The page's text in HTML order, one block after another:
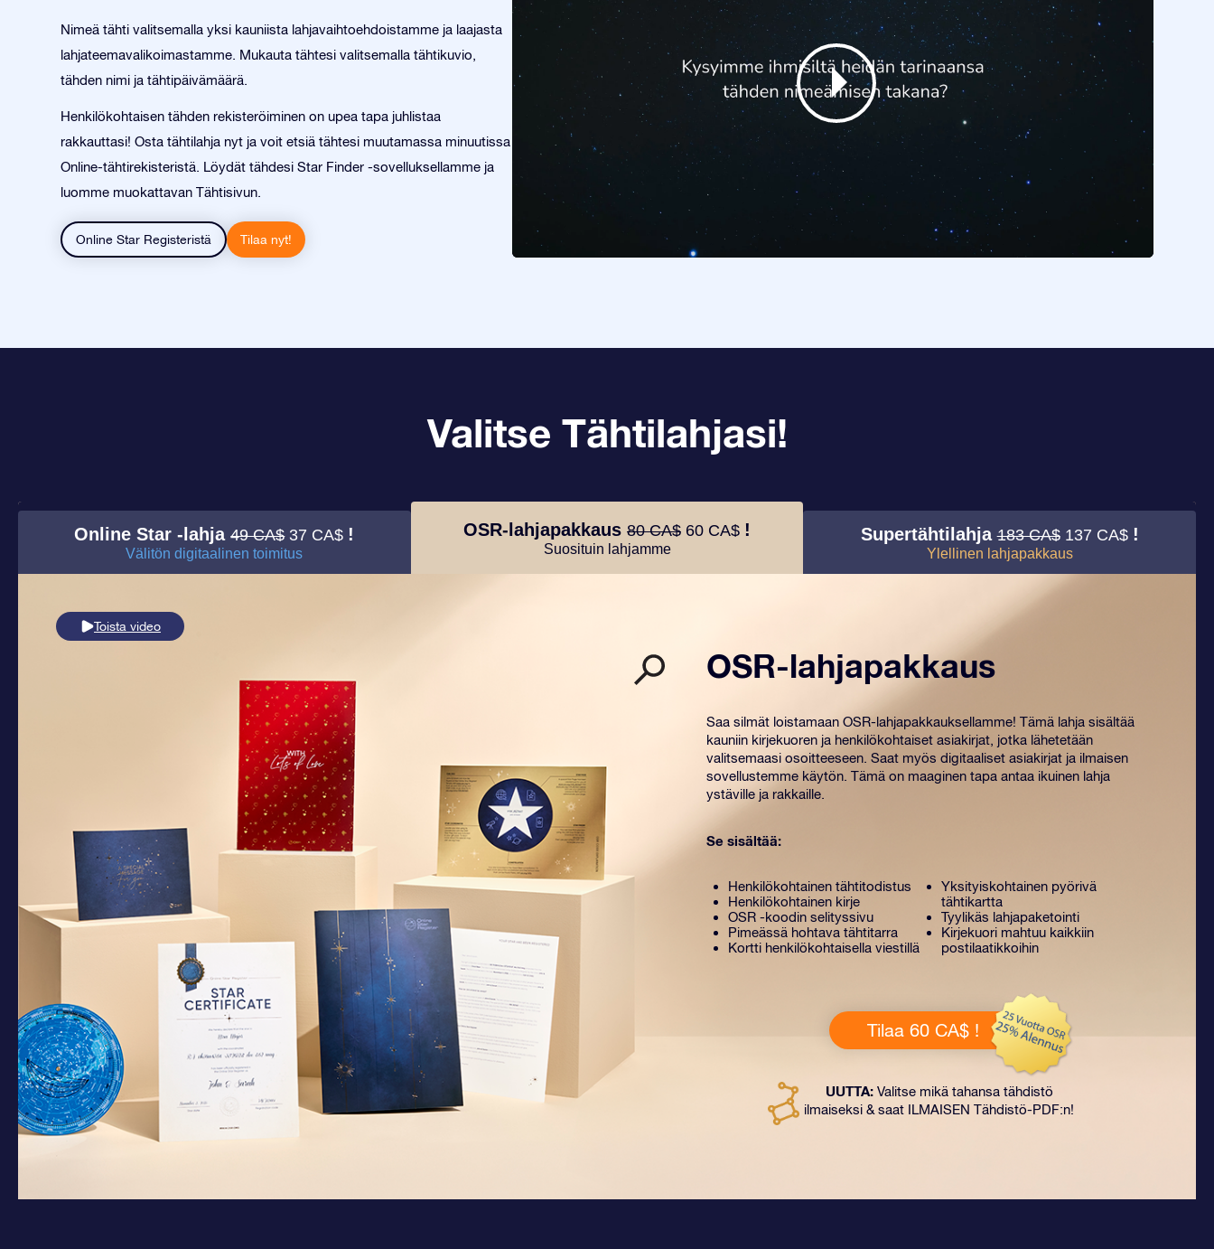
Nimeä tähti valitsemalla yksi kauniista lahjavaihtoehdoistamme ja laajasta
lahjateemavalikoimastamme. Mukauta tähtesi valitsemalla tähtikuvio,
tähden nimi ja tähtipäivämäärä.
Henkilökohtaisen tähden rekisteröiminen on upea tapa juhlistaa
rakkauttasi! Osta tähtilahja nyt ja voit etsiä tähtesi muutamassa minuutissa
Online-tähtirekisteristä. Löydät tähdesi Star Finder -sovelluksellamme ja
luomme muokattavan Tähtisivun.
Online Star Registeristä Tilaa nyt!
Valitse Tähtilahjasi!
Online Star -lahja49 CA$ 37 CA$ !
Välitön digitaalinen toimitus
OSR-lahjapakkaus 80 CA$ 60 CA$ !
Suosituin lahjamme
Supertähtilahja183 CA$ 137 CA$ !
Ylellinen lahjapakkaus
Toista video
OSR-lahjapakkaus
Saa silmät loistamaan OSR-lahjapakkauksellamme! Tämä lahja sisältää
kauniin kirjekuoren ja henkilökohtaiset ​​asiakirjat, jotka lähetetään
valitsemaasi osoitteeseen. Saat myös digitaaliset asiakirjat ja ilmaisen
sovellustemme käytön. Tämä on maaginen tapa antaa ikuinen lahja
ystäville ja rakkaille.
Se sisältää:
Henkilökohtainen tähtitodistus
Henkilökohtainen kirje
OSR -koodin selityssivu
Pimeässä hohtava tähtitarra
Kortti henkilökohtaisella viestillä
Yksityiskohtainen pyörivä
tähtikartta
Tyylikäs lahjapaketointi
Kirjekuori mahtuu kaikkiin
postilaatikkoihin
Tilaa 60 CA$ !
UUTTA:Valitse mikä tahansa tähdistö
ilmaiseksi & saat ILMAISEN Tähdistö-PDF:n!